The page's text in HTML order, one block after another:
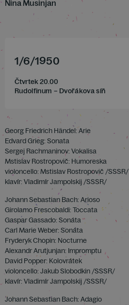
Nina Musinjan
1/6/1950
Čtvrtek 20.00
Rudolfinum – Dvořákova síň
Georg Friedrich Händel: Arie
Edvard Grieg: Sonata
Sergej Rachmaninov: Vokalisa
Mstislav Rostropovič: Humoreska
violoncello: Mstislav Rostropovič /SSSR/
klavír: Vladimír Jampolskij /SSSR/
Johann Sebastian Bach: Arioso
Girolamo Frescobaldi: Toccata
Gaspar Gassado: Sonáta
Carl Marie Weber: Sonáta
Fryderyk Chopin: Nocturne
Alexandr Arutjunjan: Impromptu
David Popper: Kolovrátek
violoncello: Jakub Slobodkin /SSSR/
klavír: Vladimír Jampolskij /SSSR/
Johann Sebastian Bach: Adagio